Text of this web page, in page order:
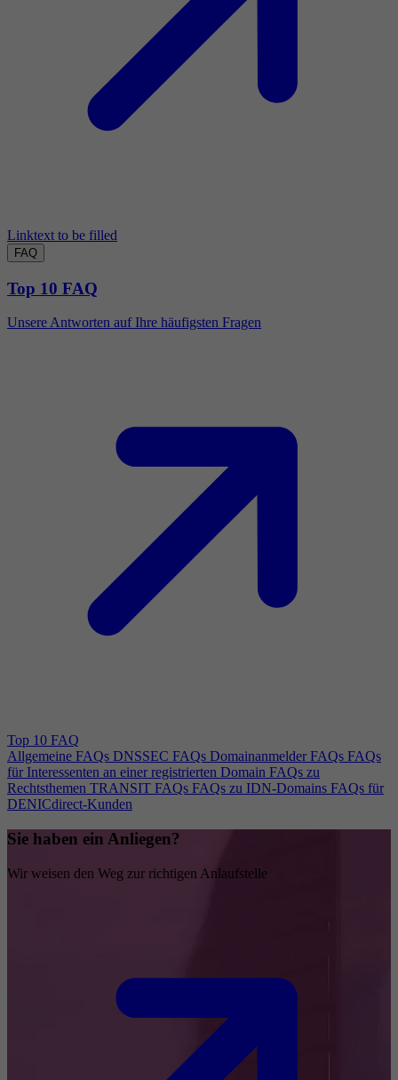
Linktext to be filled
FAQ
Top 10 FAQ
Unsere Antworten auf Ihre häufigsten Fragen
Top 10 FAQ
Allgemeine FAQs DNSSEC FAQs Domainanmelder FAQs FAQs
für Interessenten an einer registrierten Domain FAQs zu
Rechtsthemen TRANSIT FAQs FAQs zu IDN-Domains FAQs für
DENICdirect-Kunden
Sie haben ein Anliegen?
Wir weisen den Weg zur richtigen Anlaufstelle